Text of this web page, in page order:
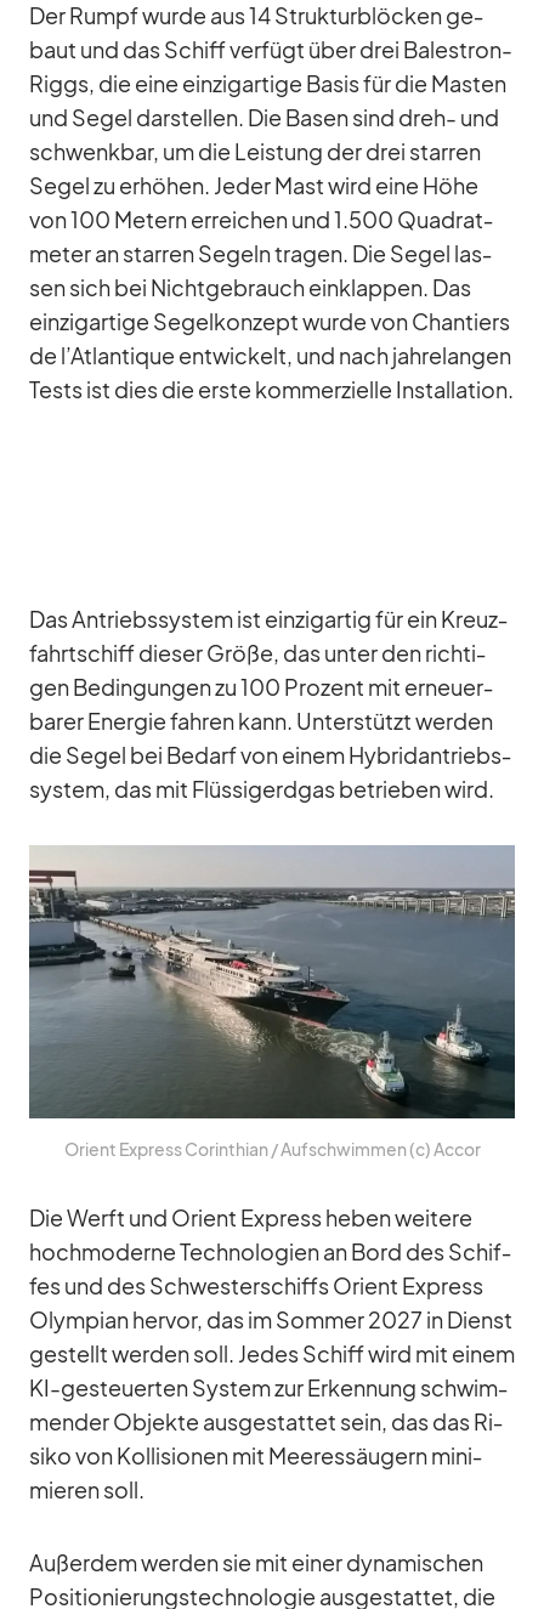
Der Rumpf wurde aus 14 Struk­tur­blö­cken ge­
baut und das Schiff ver­fügt über drei Bal­estron-
Riggs, die eine ein­zig­ar­tige Ba­sis für die Mas­ten
und Se­gel dar­stel­len. Die Ba­sen sind dreh- und
schwenk­bar, um die Leis­tung der drei star­ren
Se­gel zu er­hö­hen. Je­der Mast wird eine Höhe
von 100 Me­tern er­rei­chen und 1.500 Qua­drat­
me­ter an star­ren Se­geln tra­gen. Die Se­gel las­
sen sich bei Nicht­ge­brauch ein­klap­pen. Das
ein­zig­ar­tige Se­gel­kon­zept wurde von Chan­tiers
de l’At­lan­tique ent­wi­ckelt, und nach jah­re­lan­gen
Tests ist dies die erste kom­mer­zi­elle In­stal­la­tion.
Das An­triebs­sys­tem ist ein­zig­ar­tig für ein Kreuz­
fahrt­schiff die­ser Größe, das un­ter den rich­ti­
gen Be­din­gun­gen zu 100 Pro­zent mit er­neu­er­
ba­rer En­er­gie fah­ren kann. Un­ter­stützt wer­den
die Se­gel bei Be­darf von ei­nem Hy­brid­an­triebs­
sys­tem, das mit Flüs­sig­erd­gas be­trie­ben wird.
Ori­ent Ex­press Co­rin­thian /​ Auf­schwim­men (c) Ac­cor
Die Werft und Ori­ent Ex­press he­ben wei­tere
hoch­mo­derne Tech­no­lo­gien an Bord des Schif­
fes und des Schwes­ter­schiffs Ori­ent Ex­press
Olym­pian her­vor, das im Som­mer 2027 in Dienst
ge­stellt wer­den soll. Je­des Schiff wird mit ei­nem
KI-ge­steu­er­ten Sys­tem zur Er­ken­nung schwim­
men­der Ob­jekte aus­ge­stat­tet sein, das das Ri­
siko von Kol­li­sio­nen mit Mee­res­säu­gern mi­ni­
mie­ren soll.
Au­ßer­dem wer­den sie mit ei­ner dy­na­mi­schen
Po­si­tio­nie­rungs­tech­no­lo­gie aus­ge­stat­tet, die